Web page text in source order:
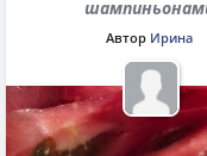
Автор Ирина